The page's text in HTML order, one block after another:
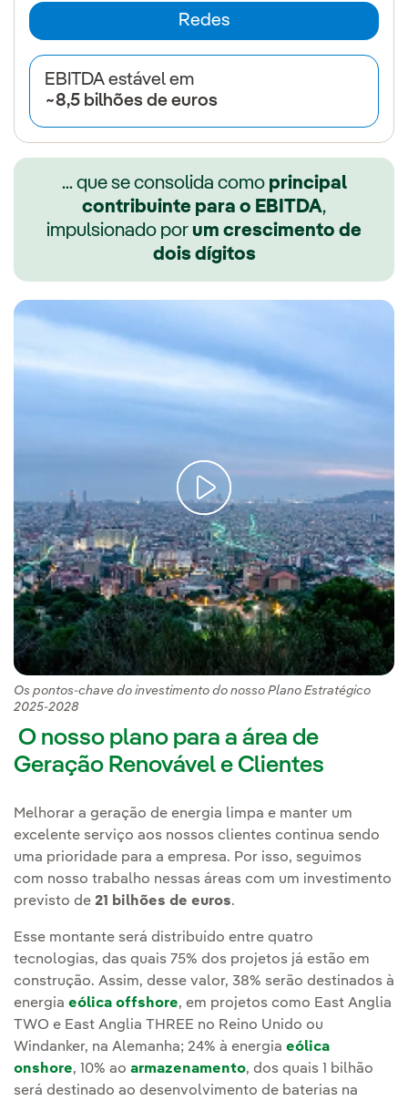
Redes
EBITDA estável em
~8,5 bilhões de euros
... que se consolida como principal
contribuinte para o EBITDA,
impulsionado porum crescimento de
dois dígitos
Os pontos-chave do investimento do nosso Plano Estratégico
2025-2028
O nosso plano para a área de
Geração Renovável e Clientes
Melhorar a geração de energia limpa e manter um
excelente serviço aos nossos clientes continua sendo
uma prioridade para a empresa. Por isso, seguimos
com nosso trabalho nessas áreas com um investimento
previsto de 21 bilhões de euros.
Esse montante será distribuído entre quatro
tecnologias, das quais 75% dos projetos já estão em
construção. Assim, desse valor, 38% serão destinados à
energia eólica offshore, em projetos como East Anglia
TWO e East Anglia THREE no Reino Unido ou
Windanker, na Alemanha; 24% à energia eólica
onshore, 10% ao armazenamento, dos quais 1 bilhão
será destinado ao desenvolvimento de baterias na